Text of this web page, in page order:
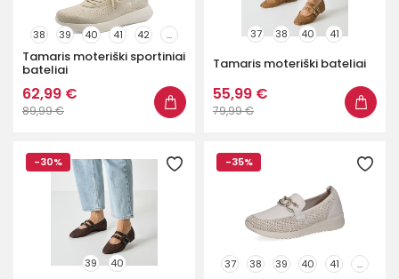
38 39 40 41 42 ...
Tamaris moteriški sportiniai
bateliai
62,99 €
89,99 €
37 38 40 41
Tamaris moteriški bateliai
55,99 €
79,99 €
-30%
39 40
-35%
37 38 39 40 41 ...